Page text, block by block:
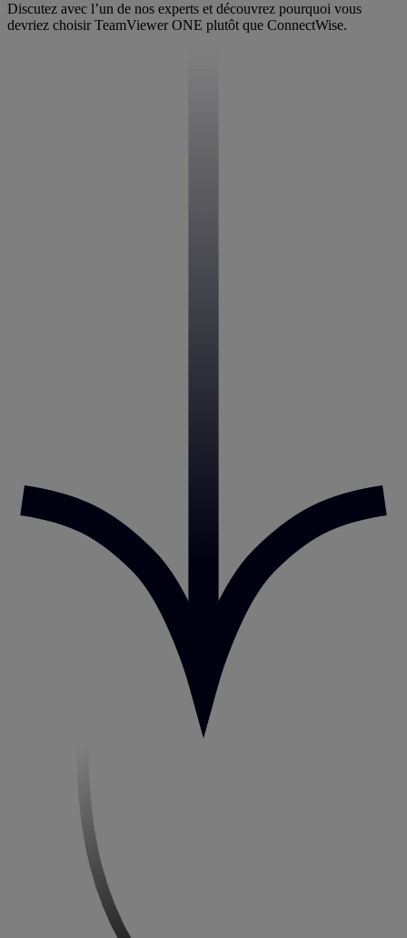
Discutez avec l’un de nos experts et découvrez pourquoi vous
devriez choisir TeamViewer ONE plutôt que ConnectWise.